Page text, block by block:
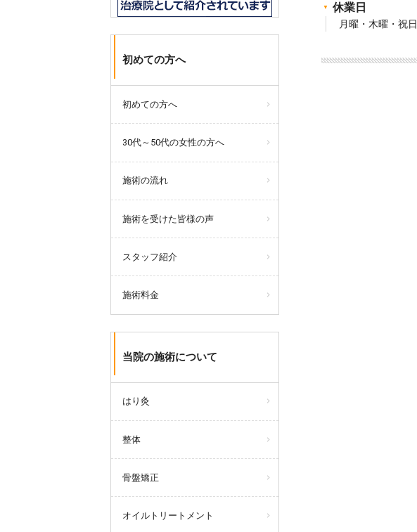
初めての方へ
初めての方へ
30代～50代の女性の方へ
施術の流れ
施術を受けた皆様の声
スタッフ紹介
施術料金
当院の施術について
はり灸
整体
骨盤矯正
オイルトリートメント
休業日
月曜・木曜・祝日